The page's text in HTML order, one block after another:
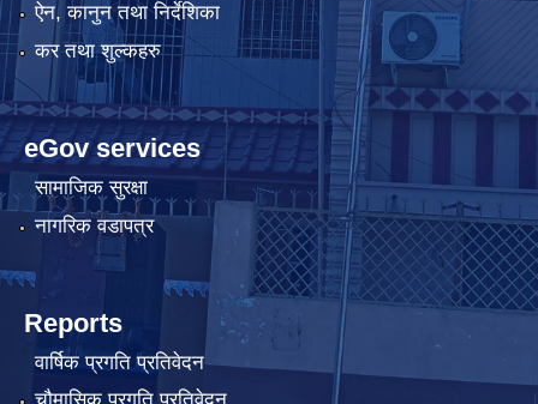
ऐन, कानुन तथा निर्देशिका
कर तथा शुल्कहरु
eGov services
सामाजिक सुरक्षा
नागरिक वडापत्र
Reports
वार्षिक प्रगति प्रतिवेदन